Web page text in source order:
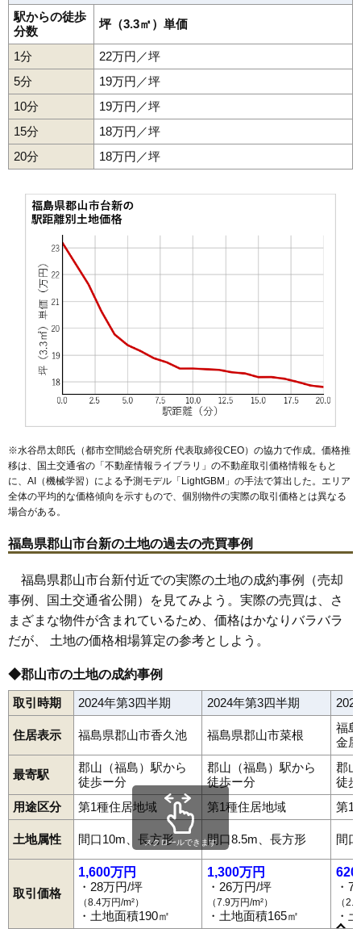
41 池ノ台
42
43 西ノ内
44 中野
45 （大字なし）
46 台新
47 香久池
49 八山田西
50 緑町
久留米 23万円 1,522万円
安積町荒井 23万円 1,781万円
静町
芳賀
22万円
22万円
横塚 21万円 1,466万円 20.2%
61 安積町南長久保 21万円 1,412万円 22.4%
62
64 大槻町 19万円 1,422万円 12.7%
65 うねめ町 19万円 1,588万円 21.1%
66 若葉町 19万円 811万円 19.6%
67 石渕町 19万円 1,127万円 19.0%
68 中ノ目 18万円 1,169万円
69 安積町長久保 17万円
70 喜久田町 16万円 1,287万円 9.7%
71 緑ケ丘東 16万円 1,130万円 18.5%
72 富久山町久保田 15万円 1,275万円 12.6%
昭和 14万円 1,043万円 8.9%
笹川 14万円 907万円 13.3%
75 大平町 14万円 1,562万円 13.2%
76 安積町笹川 13万円 1,276万円 7.6%
77 安積 12万円 1,505万円 8.6%
日和田町 1,114万円 5.2%
安積町成田 819万円 13.6%
駅からの徒歩
分数
坪（3.3㎡）単価
1分
22万円／坪
5分
19万円／坪
10分
19万円／坪
15分
18万円／坪
20分
18万円／坪
※水谷昂太郎氏（都市空間総合研究所 代表取締役CEO）の協力で作成。価格推
移は、国土交通省の「不動産情報ライブラリ 」の不動産取引価格情報をもと
に、AI（機械学習）による予測モデル「LightGBM」の手法で算出した。エリア
全体の平均的な価格傾向を示すもので、個別物件の実際の取引価格とは異なる
場合がある。
福島県郡山市台新の土地の過去の売買事例
福島県郡山市台新付近での実際の土地の成約事例（売却
事例、国土交通省公開）を見てみよう。実際の売買は、さ
まざまな物件が含まれているため、価格はかなりバラバラ
だが、 土地の価格相場算定の参考としよう。
◆郡山市の土地の成約事例
取引時期 2024年第3四半期 2024年第3四半期
住居表示 福島県郡山市香久池 福島県郡山市菜根
福
金屋
最寄駅
郡山（福島）駅から
徒歩ー分
郡山（福島）駅から
徒歩ー分
郡
徒
用途区分
第1種住居地域 第1種住居地域 第1
土地属性 間口10m、長方形 間口8.5m、長方形 間
取引価格
1,600万円
・28万円/坪
（8.4万円/m²）
・土地面積190㎡
1,300万円
・26万円/坪
（7.9万円/m²）
・土地面積165㎡
620
・
（
・
スクロールできます
赤木町 安積安積町荒井安積町笹川 安積町長久保
安積町成田
安積町日出山安積町南長久保朝日愛宕町熱海町安子島
熱海町熱海 あぶくま台 池ノ台石渕町うねめ町
逢瀬町多田野大平町大槻町 香久池柏山町
亀田喜久田町喜久田町卸 喜久田町堀之内喜久田町早稲原
桑野小原田菜根栄町 咲田 笹川静町島清水台
水門町図景台新田村町金屋 田村町上行合田村町岩作